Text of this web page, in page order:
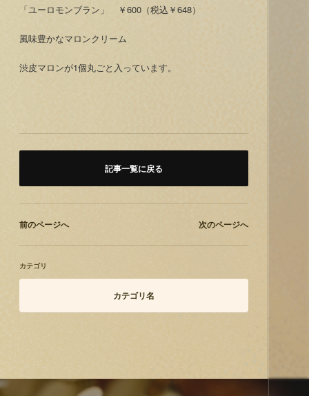
「ユーロモンブラン」 ￥600（税込￥648）
風味豊かなマロンクリーム
渋皮マロンが1個丸ごと入っています。
記事一覧に戻る
前のページへ 次のページへ
カテゴリ
カテゴリ名